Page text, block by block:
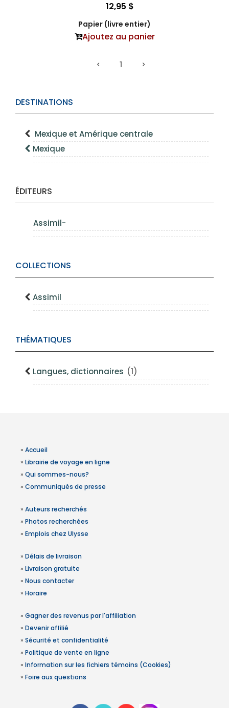
DESTINATIONS
Mexique et Amérique centrale
Mexique
ÉDITEURS
Assimil-
COLLECTIONS
Assimil
THÉMATIQUES
Langues, dictionnaires (1)
12,95 $
Papier (livre entier)
Ajoutez au panier
1
» Accueil
» Librairie de voyage en ligne
» Qui sommes-nous?
» Communiqués de presse
» Auteurs recherchés
» Photos recherchées
» Emplois chez Ulysse
» Délais de livraison
» Livraison gratuite
» Nous contacter
» Horaire
» Gagner des revenus par l'affiliation
» Devenir affilié
» Sécurité et confidentialité
» Politique de vente en ligne
» Information sur les fichiers témoins (Cookies)
» Foire aux questions